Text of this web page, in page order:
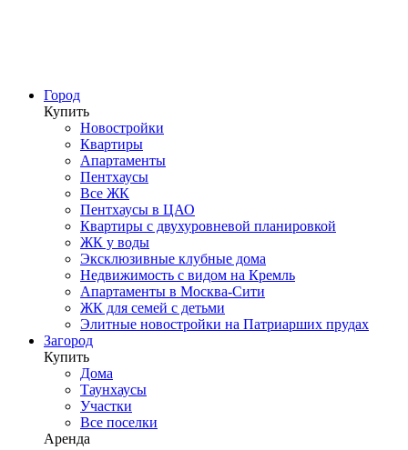
Город
Купить
Новостройки
Квартиры
Апартаменты
Пентхаусы
Все ЖК
Пентхаусы в ЦАО
Квартиры с двухуровневой планировкой
ЖК у воды
Эксклюзивные клубные дома
Недвижимость с видом на Кремль
Апартаменты в Москва-Сити
ЖК для семей с детьми
Элитные новостройки на Патриарших прудах
Загород
Купить
Дома
Таунхаусы
Участки
Все поселки
Аренда